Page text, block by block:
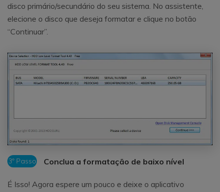
disco primário/secundário do seu sistema. No assistente,
elecione o disco que deseja formatar e clique no botão
“Continuar”.
3º Passo Conclua a formatação de baixo nível
É Isso! Agora espere um pouco e deixe o aplicativo